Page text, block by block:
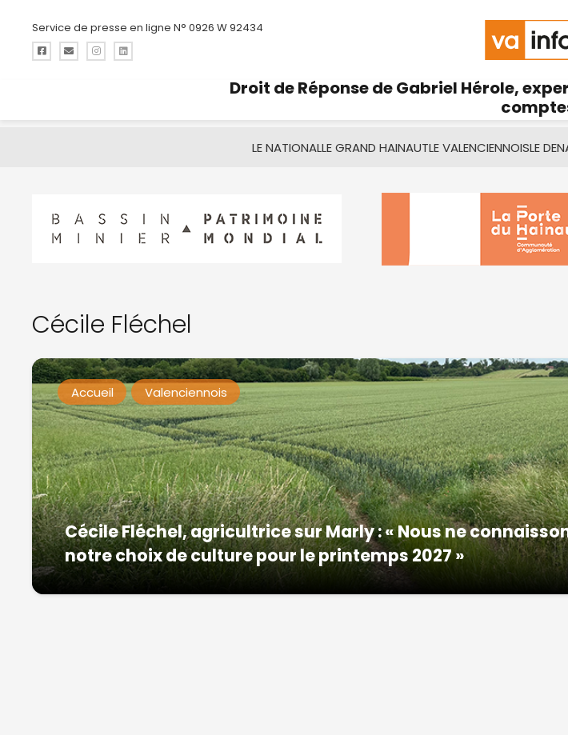
Service de presse en ligne N° 0926 W 92434
Droit de Réponse de Gabriel Hérole,
LE NATIONALLE GRAND HAINAUTLE VALENCIENNOISLE
Cécile Fléchel
Accueil Valenciennois
Cécile Fléchel, agricultrice sur Marly : « Nous ne
notre choix de culture pour le printemps 2027 »